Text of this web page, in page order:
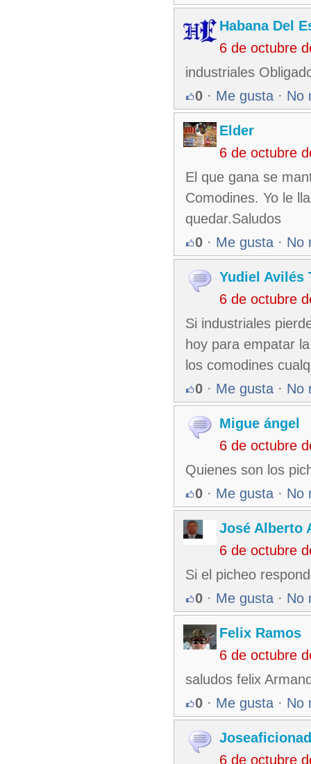
Habana Del
6 de octubre
industriales
0 · Me gusta · No
Elder
6 de octubre
El que gana se
Comodines. Yo le
quedar.Saludos
0 · Me gusta · No
Yudiel Avilés
6 de octubre
Si industriales
hoy para empatar
los comodines
0 · Me gusta · No
Migue ángel
6 de octubre
Quienes son los
0 · Me gusta · No
José Alberto
6 de octubre
Si el picheo
0 · Me gusta · No
Felix Ramos
6 de octubre
saludos felix
0 · Me gusta · No
6 de octubre